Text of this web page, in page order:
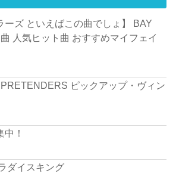
ーズ といえばこの曲でしょ】 BAY
人気ヒット曲 おすすめマイフェイ
ピックアップ・ヴィン
！
ダイスキング